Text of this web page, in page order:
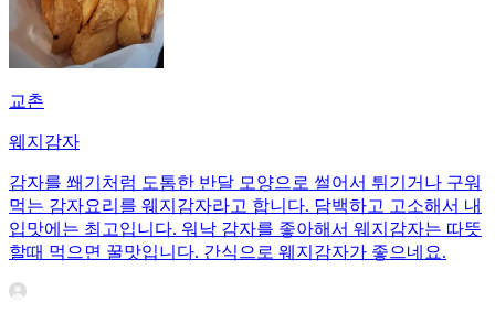
교촌
웨지감자
감자를 쐐기처럼 도톰한 반달 모양으로 썰어서 튀기거나 구워
먹는 감자요리를 웨지감자라고 합니다. 담백하고 고소해서 내
입맛에는 최고입니다. 워낙 감자를 좋아해서 웨지감자는 따뜻
할때 먹으면 꿀맛입니다. 간식으로 웨지감자가 좋으네요.